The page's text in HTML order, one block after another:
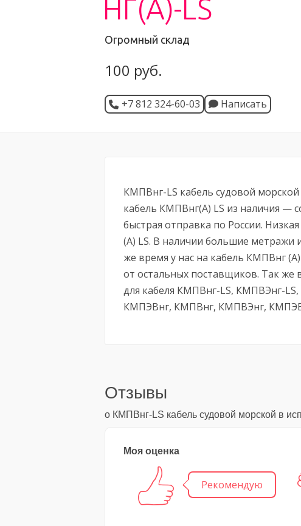
НГ(А)-LS
Огромный склад
100 руб.
+7 812 324-60-03 Написать
КМПВнг-LS кабель судовой
кабель КМПВнг(А) LS из наличия —
быстрая отправка по России.
(А) LS. В наличии большие метражи
же время у нас на кабель КМПВнг
от остальных поставщиков. Так же
для кабеля КМПВнг-LS, КМПВЭнг-
КМПЭВнг, КМПВнг, КМПВЭнг,
Отзывы
о КМПВнг-LS кабель судовой морской в
Моя оценка
Рекомендую